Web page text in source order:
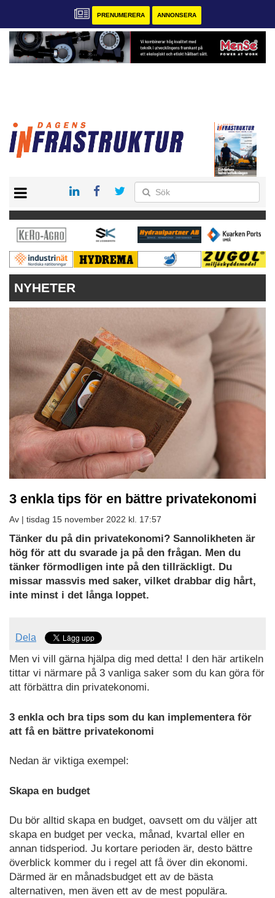
PRENUMERERA ANNONSERA
KONTAKT
VÅRA ANDRA MAGASIN
PRENUMERERA
ANNONSERA
NYHETER
3 enkla tips för en bättre privatekonomi
Av | tisdag 15 november 2022 kl. 17:57
Tänker du på din privatekonomi? Sannolikheten är
hög för att du svarade ja på den frågan. Men du
tänker förmodligen inte på den tillräckligt. Du
missar massvis med saker, vilket drabbar dig hårt,
inte minst i det långa loppet.
Dela
Men vi vill gärna hjälpa dig med detta! I den här artikeln
tittar vi närmare på 3 vanliga saker som du kan göra för
att förbättra din privatekonomi.
3 enkla och bra tips som du kan implementera för
att få en bättre privatekonomi
Nedan är viktiga exempel:
Skapa en budget
Du bör alltid skapa en budget, oavsett om du väljer att
skapa en budget per vecka, månad, kvartal eller en
annan tidsperiod. Ju kortare perioden är, desto bättre
överblick kommer du i regel att få över din ekonomi.
Därmed är en månadsbudget ett av de bästa
alternativen, men även ett av de mest populära.